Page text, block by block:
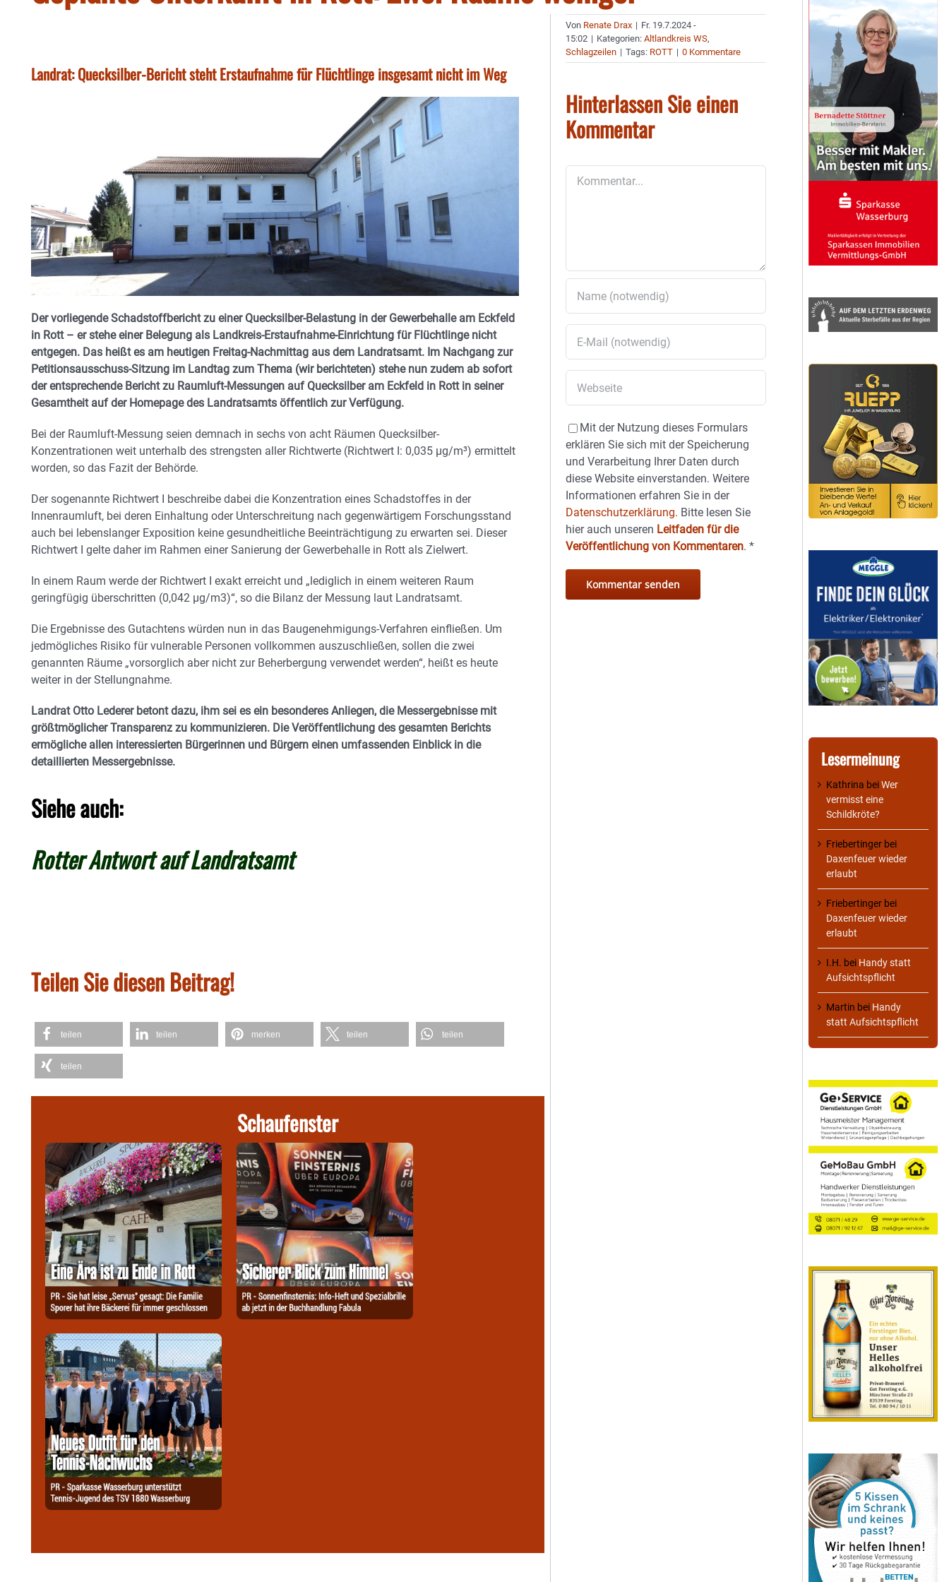
Landrat: Quecksilber-Bericht steht Erstaufnahme für Flüchtlinge insgesamt nicht im Weg
Der vorliegende Schadstoffbericht zu einer Quecksilber-Belastung in der Gewerbehalle am Eckfeld
in Rott – er stehe einer Belegung als Landkreis-Erstaufnahme-Einrichtung für Flüchtlinge nicht
entgegen. Das heißt es am heutigen Freitag-Nachmittag aus dem Landratsamt. Im Nachgang zur
Petitionsausschuss-Sitzung im Landtag zum Thema (wir berichteten) stehe nun zudem ab sofort
der entsprechende Bericht zu Raumluft-Messungen auf Quecksilber am Eckfeld in Rott in seiner
Gesamtheit auf der Homepage des Landratsamts öffentlich zur Verfügung.
Bei der Raumluft-Messung seien demnach in sechs von acht Räumen Quecksilber-
Konzentrationen weit unterhalb des strengsten aller Richtwerte (Richtwert I: 0,035 µg/m³) ermittelt
worden, so das Fazit der Behörde.
Der sogenannte Richtwert I beschreibe dabei die Konzentration eines Schadstoffes in der
Innenraumluft, bei deren Einhaltung oder Unterschreitung nach gegenwärtigem Forschungsstand
auch bei lebenslanger Exposition keine gesundheitliche Beeinträchtigung zu erwarten sei. Dieser
Richtwert I gelte daher im Rahmen einer Sanierung der Gewerbehalle in Rott als Zielwert.
In einem Raum werde der Richtwert I exakt erreicht und „lediglich in einem weiteren Raum
geringfügig überschritten (0,042 µg/m3)“, so die Bilanz der Messung laut Landratsamt.
Die Ergebnisse des Gutachtens würden nun in das Baugenehmigungs-Verfahren einfließen. Um
jedmögliches Risiko für vulnerable Personen vollkommen auszuschließen, sollen die zwei
genannten Räume „vorsorglich aber nicht zur Beherbergung verwendet werden“, heißt es heute
weiter in der Stellungnahme.
Landrat Otto Lederer betont dazu, ihm sei es ein besonderes Anliegen, die Messergebnisse mit
größtmöglicher Transparenz zu kommunizieren. Die Veröffentlichung des gesamten Berichts
ermögliche allen interessierten Bürgerinnen und Bürgern einen umfassenden Einblick in die
detaillierten Messergebnisse.
Siehe auch:
Rotter Antwort auf Landratsamt
Teilen Sie diesen Beitrag!
teilen teilen merken teilen teilen
teilen
Schaufenster
Von Renate Drax | Fr. 19.7.2024 -
15:02 | Kategorien:Altlandkreis WS,
Schlagzeilen | Tags: ROTT | 0 Kommentare
Hinterlassen Sie einen
Kommentar
Mit der Nutzung dieses Formulars
erklären Sie sich mit der Speicherung
und Verarbeitung Ihrer Daten durch
diese Website einverstanden. Weitere
Informationen erfahren Sie in der
Datenschutzerklärung. Bitte lesen Sie
hier auch unseren Leitfaden für die
Veröffentlichung von Kommentaren.*
Lesermeinung
Kathrina beiWer
vermisst eine
Schildkröte?
Friebertinger bei
Daxenfeuer wieder
erlaubt
Friebertinger bei
Daxenfeuer wieder
erlaubt
I.H. bei Handy statt
Aufsichtspflicht
Martin bei Handy
statt Aufsichtspflicht